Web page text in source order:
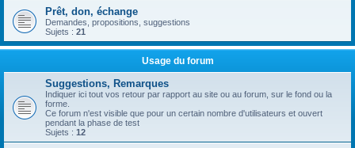
Prêt, don, échange
Demandes, propositions, suggestions
Sujets : 21
Usage du forum
Suggestions, Remarques
Indiquer ici tout vos retour par rapport au site ou au forum, sur le fond ou la
forme.
Ce forum n'est visible que pour un certain nombre d'utilisateurs et ouvert
pendant la phase de test
Sujets : 12